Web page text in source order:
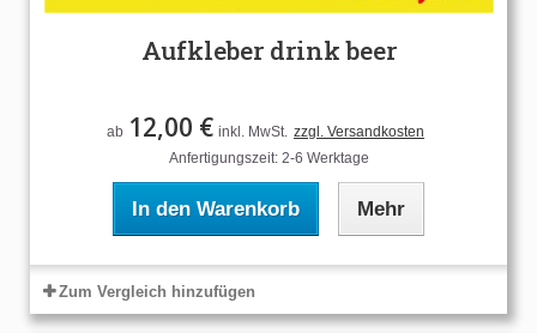
Aufkleber drink beer
ab 12,00 € inkl. MwSt. zzgl. Versandkosten
Anfertigungszeit: 2-6 Werktage
In den Warenkorb Mehr
Zum Vergleich hinzufügen